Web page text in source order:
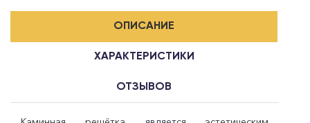
ОПИСАНИЕ
ХАРАКТЕРИСТИКИ
ОТЗЫВОВ